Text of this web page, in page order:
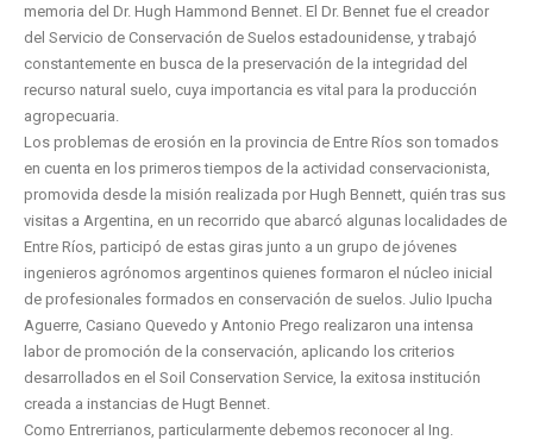
memoria del Dr. Hugh Hammond Bennet. El Dr. Bennet fue el creador
del Servicio de Conservación de Suelos estadounidense, y trabajó
constantemente en busca de la preservación de la integridad del
recurso natural suelo, cuya importancia es vital para la producción
agropecuaria.
Los problemas de erosión en la provincia de Entre Ríos son tomados
en cuenta en los primeros tiempos de la actividad conservacionista,
promovida desde la misión realizada por Hugh Bennett, quién tras sus
visitas a Argentina, en un recorrido que abarcó algunas localidades de
Entre Ríos, participó de estas giras junto a un grupo de jóvenes
ingenieros agrónomos argentinos quienes formaron el núcleo inicial
de profesionales formados en conservación de suelos. Julio Ipucha
Aguerre, Casiano Quevedo y Antonio Prego realizaron una intensa
labor de promoción de la conservación, aplicando los criterios
desarrollados en el Soil Conservation Service, la exitosa institución
creada a instancias de Hugt Bennet.
Como Entrerrianos, particularmente debemos reconocer al Ing.